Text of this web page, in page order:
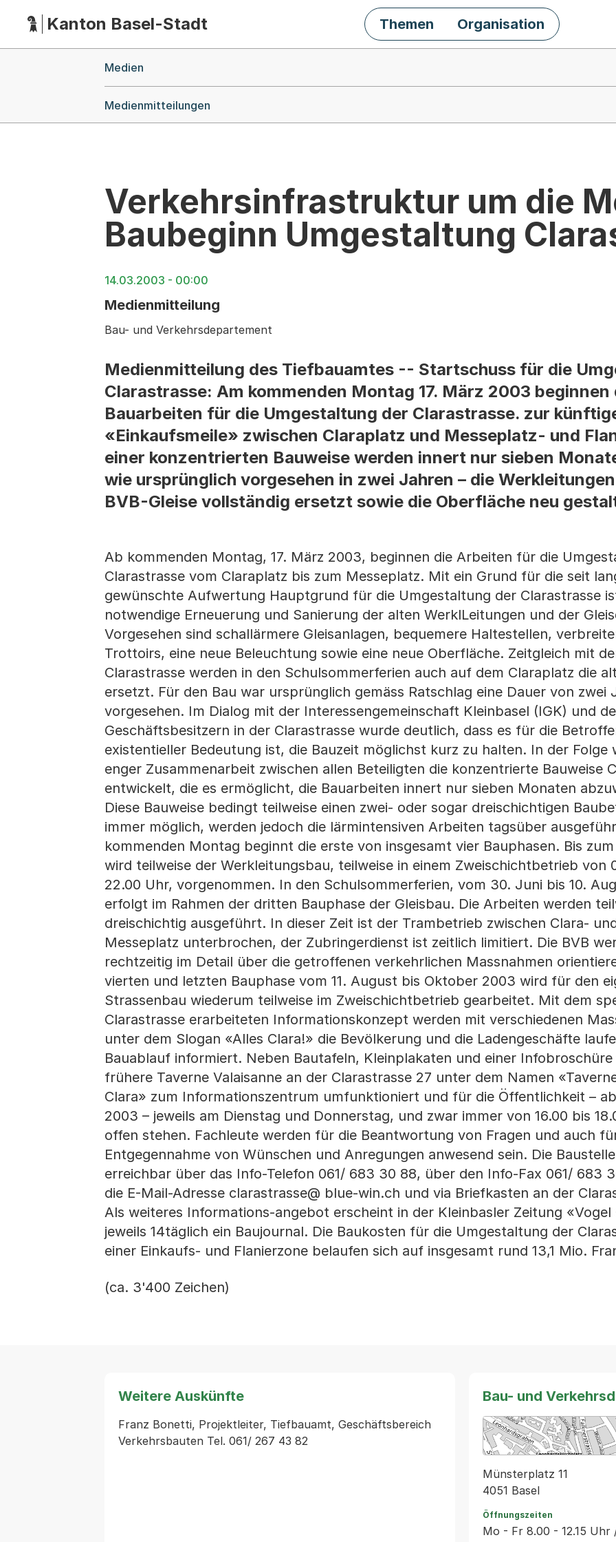
HauptnavigationKanton Basel-Stadt Themen Organisation
Medien
Medienmitteilungen
Verkehrsinfrastruktur um die
Baubeginn Umgestaltung
14.03.2003 - 00:00
Medienmitteilung
Bau- und Verkehrsdepartement
Medienmitteilung des Tiefbauamtes -- Startschuss für die
Clarastrasse: Am kommenden Montag 17. März 2003 beginnen
Bauarbeiten für die Umgestaltung der Clarastrasse. zur
«Einkaufsmeile» zwischen Claraplatz und Messeplatz- und
einer konzentrierten Bauweise werden innert nur sieben
wie ursprünglich vorgesehen in zwei Jahren – die
BVB-Gleise vollständig ersetzt sowie die Oberfläche neu
Ab kommenden Montag, 17. März 2003, beginnen die Arbeiten für die
Clarastrasse vom Claraplatz bis zum Messeplatz. Mit ein Grund für die seit
gewünschte Aufwertung Hauptgrund für die Umgestaltung der Clarastrasse
notwendige Erneuerung und Sanierung der alten WerklLeitungen und der
Vorgesehen sind schallärmere Gleisanlagen, bequemere Haltestellen,
Trottoirs, eine neue Beleuchtung sowie eine neue Oberfläche. Zeitgleich mit
Clarastrasse werden in den Schulsommerferien auch auf dem Claraplatz die
ersetzt. Für den Bau war ursprünglich gemäss Ratschlag eine Dauer von zwei
vorgesehen. Im Dialog mit der Interessengemeinschaft Kleinbasel (IGK) und
Geschäftsbesitzern in der Clarastrasse wurde deutlich, dass es für die
existentieller Bedeutung ist, die Bauzeit möglichst kurz zu halten. In der Folge
enger Zusammenarbeit zwischen allen Beteiligten die konzentrierte Bauweise
entwickelt, die es ermöglicht, die Bauarbeiten innert nur sieben Monaten
Diese Bauweise bedingt teilweise einen zwei- oder sogar dreischichtigen
immer möglich, werden jedoch die lärmintensiven Arbeiten tagsüber
kommenden Montag beginnt die erste von insgesamt vier Bauphasen. Bis
wird teilweise der Werkleitungsbau, teilweise in einem Zweischichtbetrieb von
22.00 Uhr, vorgenommen. In den Schulsommerferien, vom 30. Juni bis 10.
erfolgt im Rahmen der dritten Bauphase der Gleisbau. Die Arbeiten werden
dreischichtig ausgeführt. In dieser Zeit ist der Trambetrieb zwischen Clara-
Messeplatz unterbrochen, der Zubringerdienst ist zeitlich limitiert. Die BVB
rechtzeitig im Detail über die getroffenen verkehrlichen Massnahmen
vierten und letzten Bauphase vom 11. August bis Oktober 2003 wird für den
Strassenbau wiederum teilweise im Zweischichtbetrieb gearbeitet. Mit dem
Clarastrasse erarbeiteten Informationskonzept werden mit verschiedenen
unter dem Slogan «Alles Clara!» die Bevölkerung und die Ladengeschäfte
Bauablauf informiert. Neben Bautafeln, Kleinplakaten und einer
frühere Taverne Valaisanne an der Clarastrasse 27 unter dem Namen
Clara» zum Informationszentrum umfunktioniert und für die Öffentlichkeit –
2003 – jeweils am Dienstag und Donnerstag, und zwar immer von 16.00 bis
offen stehen. Fachleute werden für die Beantwortung von Fragen und auch
Entgegennahme von Wünschen und Anregungen anwesend sein. Die
erreichbar über das Info-Telefon 061/ 683 30 88, über den Info-Fax 061/ 683
die E-Mail-Adresse clarastrasse@ blue-win.ch und via Briefkasten an der
Als weiteres Informations-angebot erscheint in der Kleinbasler Zeitung
jeweils 14täglich ein Baujournal. Die Baukosten für die Umgestaltung der
einer Einkaufs- und Flanierzone belaufen sich auf insgesamt rund 13,1 Mio.
(ca. 3'400 Zeichen)
Weitere Auskünfte
Franz Bonetti, Projektleiter, Tiefbauamt, Geschäftsbereich
Verkehrsbauten Tel. 061/ 267 43 82
Bau- und
Münsterplatz 11
4051 Basel
Öffnungszeiten
Mo - Fr 8.00 - 12.15 Uhr